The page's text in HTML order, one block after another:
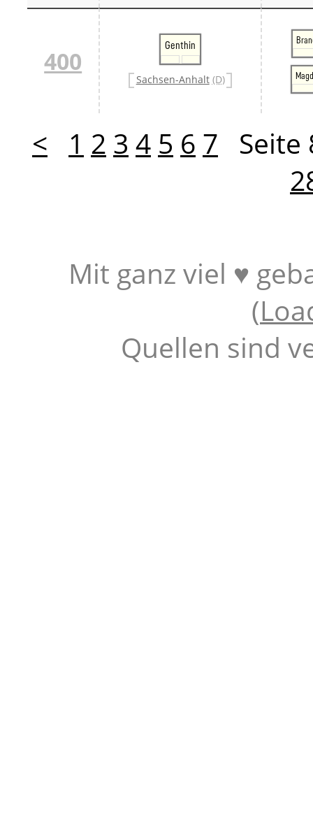
400
Genthin
Sachsen-Anhalt (D)
< 1 2 3 4 5 6 7
Mit ganz viel ♥
(
Quellen sind